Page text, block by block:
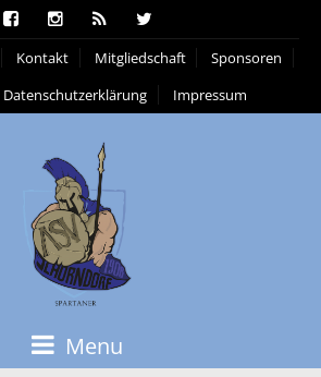
Kontakt Mitgliedschaft
Sponsoren
Datenschutzerklärung Impressum
Menu